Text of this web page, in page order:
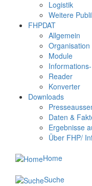
Logistik
Weitere
FHPDAT
Allgemein
Organisation
Module
Reader
Konverter
Downloads
Daten &
Ergebnisse
Über FHP/
Home
Suche